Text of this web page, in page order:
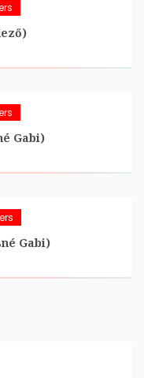
Gabi)
Gabi)